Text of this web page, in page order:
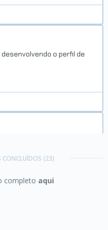
desenvolvendo o perfil de
CONCLUÍDOS (23)
completo aqui